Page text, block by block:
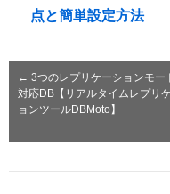
点と簡単設定方法
← 3つのレプリケーションモー
対応DB【リアルタイムレプリ
ョンツールDBMoto】